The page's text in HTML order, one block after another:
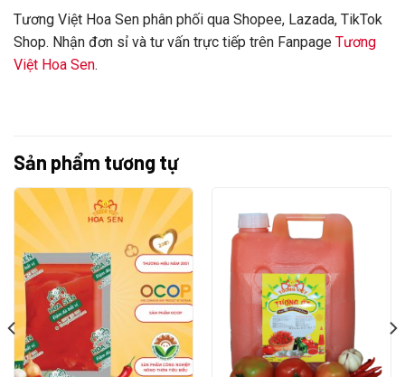
Tương Việt Hoa Sen phân phối qua Shopee, Lazada, TikTok
Shop. Nhận đơn sỉ và tư vấn trực tiếp trên Fanpage Tương
Việt Hoa Sen.
Sản phẩm tương tự